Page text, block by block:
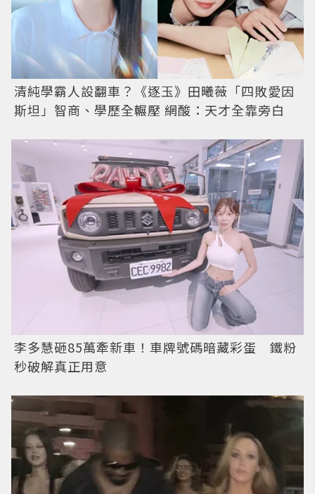
清純學霸人設翻車？《逐玉》田曦薇「四敗愛因
斯坦」智商、學歷全輾壓 網酸：天才全靠旁白
李多慧砸85萬牽新車！車牌號碼暗藏彩蛋 鐵粉
秒破解真正用意